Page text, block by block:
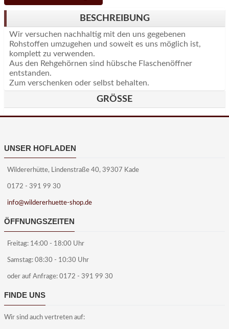
BESCHREIBUNG
Wir versuchen nachhaltig mit den uns gegebenen
Rohstoffen umzugehen und soweit es uns möglich ist,
komplett zu verwenden.
Aus den Rehgehörnen sind hübsche Flaschenöffner
entstanden.
Zum verschenken oder selbst behalten.
GRÖSSE
UNSER HOFLADEN
Wildererhütte, Lindenstraße 40, 39307 Kade
0172 - 391 99 30
info@wildererhuette-shop.de
ÖFFNUNGSZEITEN
Freitag: 14:00 - 18:00 Uhr
Samstag: 08:30 - 10:30 Uhr
oder auf Anfrage: 0172 - 391 99 30
FINDE UNS
Wir sind auch vertreten auf: